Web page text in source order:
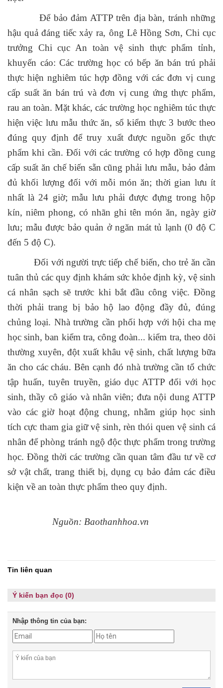
Để bảo đảm ATTP trên địa bàn, tránh những
hậu quả đáng tiếc xảy ra, ông Lê Hồng Sơn, Chi cục
trưởng Chi cục An toàn vệ sinh thực phẩm tỉnh,
khuyến cáo: Các trường học có bếp ăn bán trú phải
thực hiện nghiêm túc hợp đồng với các đơn vị cung
cấp suất ăn bán trú và đơn vị cung ứng thực phẩm,
rau an toàn. Mặt khác, các trường học nghiêm túc thực
hiện việc lưu mẫu thức ăn, sổ kiểm thực 3 bước theo
đúng quy định để truy xuất được nguồn gốc thực
phẩm khi cần. Đối với các trường có hợp đồng cung
cấp suất ăn chế biến sẵn cũng phải lưu mẫu, bảo đảm
đủ khối lượng đối với mỗi món ăn; thời gian lưu ít
nhất là 24 giờ; mẫu lưu phải được đựng trong hộp
kín, niêm phong, có nhãn ghi tên món ăn, ngày giờ
lưu; mẫu được bảo quản ở ngăn mát tủ lạnh (0 độ C
đến 5 độ C).
Đối với người trực tiếp chế biến, cho trẻ ăn cần
tuân thủ các quy định khám sức khỏe định kỳ, vệ sinh
cá nhân sạch sẽ trước khi bắt đầu công việc. Đồng
thời phải trang bị bảo hộ lao động đầy đủ, đúng
chủng loại. Nhà trường cần phối hợp với hội cha mẹ
học sinh, ban kiểm tra, công đoàn... kiểm tra, theo dõi
thường xuyên, đột xuất khâu vệ sinh, chất lượng bữa
ăn cho các cháu. Bên cạnh đó nhà trường cần tổ chức
tập huấn, tuyên truyền, giáo dục ATTP đối với học
sinh, thầy cô giáo và nhân viên; đưa nội dung ATTP
vào các giờ hoạt động chung, nhằm giúp học sinh
tích cực tham gia giữ vệ sinh, rèn thói quen vệ sinh cá
nhân để phòng tránh ngộ độc thực phẩm trong trường
học. Đồng thời các trường cần quan tâm đầu tư về cơ
sở vật chất, trang thiết bị, dụng cụ bảo đảm các điều
kiện về an toàn thực phẩm theo quy định.
Nguồn: Baothanhhoa.vn
Tin liên quan
Ý kiến bạn đọc (0)
Nhập thông tin của bạn: